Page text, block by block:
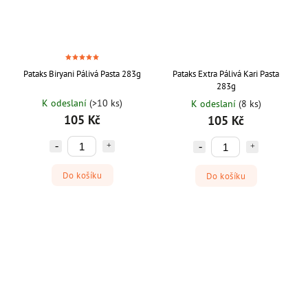
Pataks Biryani Pálivá Pasta 283g
K odeslaní (>10 ks)
105 Kč
Do košíku
Pataks Extra Pálivá Kari Pasta
283g
K odeslaní (8 ks)
105 Kč
Do košíku